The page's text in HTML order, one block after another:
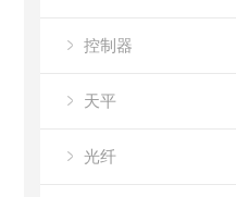
控制器
天平
光纤